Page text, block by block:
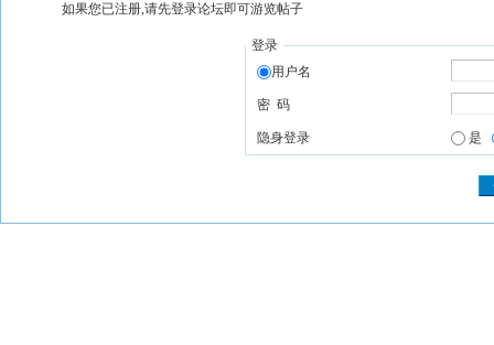
如果您已注册,请先登录论坛即可游览帖子
登录
用户名
密 码
隐身登录 是